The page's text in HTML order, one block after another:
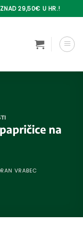
29,50€ U HR.!
na
VRABEC